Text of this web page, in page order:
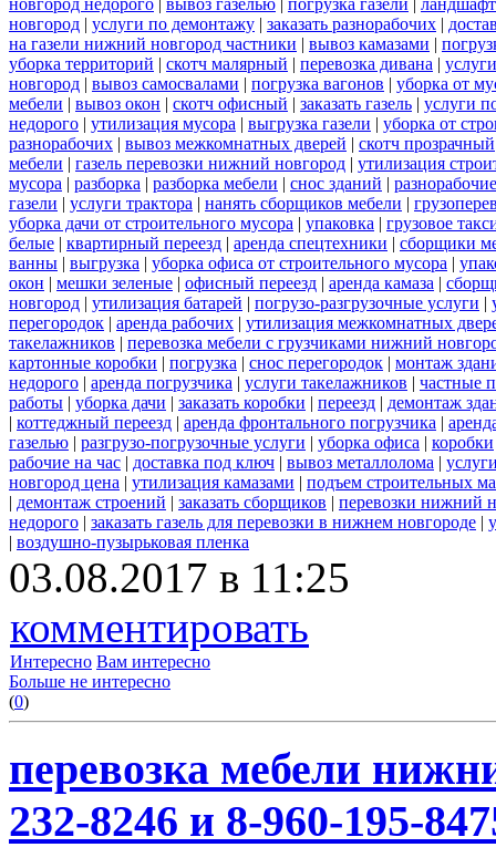
новгород | услуги по демонтажу | заказать разнорабочих |
на газели нижний новгород частники | вывоз камазами |
уборка территорий | скотч малярный | перевозка дивана |
новгород | вывоз самосвалами | погрузка вагонов | уборка от
мебели | вывоз окон | скотч офисный | заказать газель | услуги
недорого | утилизация мусора | выгрузка газели | уборка от
разнорабочих | вывоз межкомнатных дверей | скотч прозрачный
мебели | газель перевозки нижний новгород | утилизация
мусора | разборка | разборка мебели | снос зданий |
газели | услуги трактора | нанять сборщиков мебели |
уборка дачи от строительного мусора | упаковка | грузовое
белые | квартирный переезд | аренда спецтехники | сборщики
ванны | выгрузка | уборка офиса от строительного мусора |
окон | мешки зеленые | офисный переезд | аренда камаза |
новгород | утилизация батарей | погрузо-разгрузочные услуги |
перегородок | аренда рабочих | утилизация межкомнатных
такелажников | перевозка мебели с грузчиками нижний
картонные коробки | погрузка | снос перегородок | монтаж
недорого | аренда погрузчика | услуги такелажников | частные
работы | уборка дачи | заказать коробки | переезд | демонтаж
| коттеджный переезд | аренда фронтального погрузчика |
газелью | разгрузо-погрузочные услуги | уборка офиса | коробки
рабочие на час | доставка под ключ | вывоз металлолома |
новгород цена | утилизация камазами | подъем строительных
| демонтаж строений | заказать сборщиков | перевозки нижний
недорого | заказать газель для перевозки в нижнем новгороде |
| воздушно-пузырьковая пленка
03.08.2017 в 11:25
комментировать
Интересно Вам интересно
Больше не интересно
(0)
перевозка мебели
232-8246 и 8-960-195-